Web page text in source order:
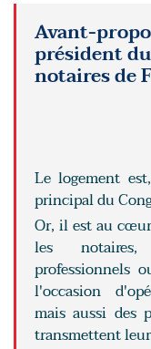
Avant-
président
notaires de
Le logement
principal du
Or, il est au
les
professionnels
l'occasion
mais aussi des
transmettent